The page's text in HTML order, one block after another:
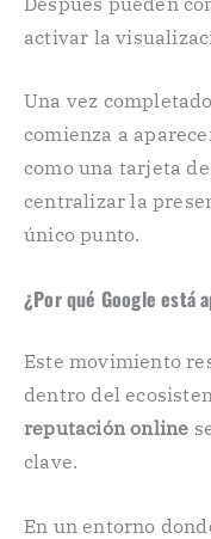
activar la
Una vez
comienza a
como una tarjeta
centralizar la
único punto.
¿Por qué Google está
Este movimiento
dentro del
reputación online
clave.
En un entorno